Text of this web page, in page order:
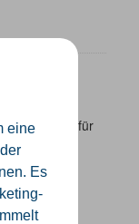
eine
Es
Zuständig für
sind in